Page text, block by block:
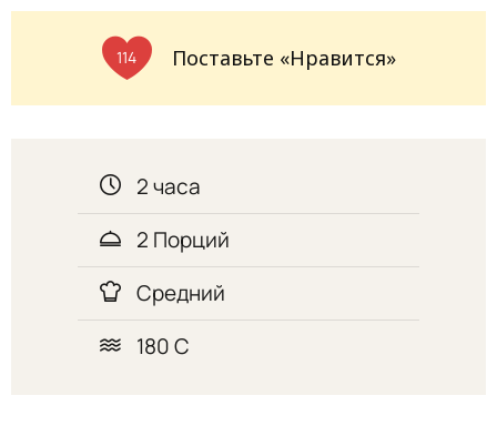
114 Поставьте «Нравится»
2 часа
2 Порций
Средний
180 С